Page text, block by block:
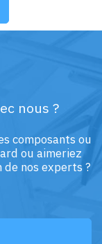
nous ?
composants ou
ou aimeriez
nos experts ?